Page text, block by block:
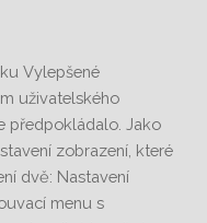
Vylepšené
uživatelského
předpokládalo. Jako
zobrazení, které
dvě: Nastavení
menu s